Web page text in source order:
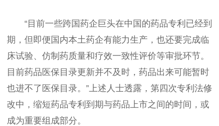
“目前一些跨国药企巨头在中国的药品专利已经到
期，但即便国内本土药企有能力生产，也还要完成临
床试验、仿制药质量和疗效一致性评价等审批环节。
目前药品医保目录更新并不及时，药品出来可能暂时
也进不了医保目录。”上述人士透露，第四次专利法修
改中，缩短药品专利到期与药品上市之间的时间，或
成为重要组成部分。